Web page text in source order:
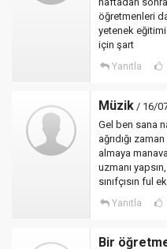
öğretmenleri
yetenek eğitimi
için şart
Yanıtla
Müzik / 16/
Gel ben sana
ağrıdığı
almaya
uzmanı
sınıfçısın ful
Yanıtla
Bir